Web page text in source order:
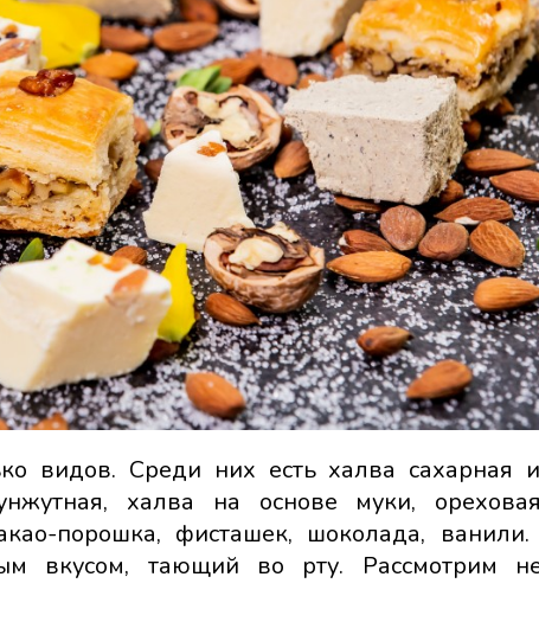
видов. Среди них есть халва сахарная
халва на основе муки,
порошка, фисташек, шоколада,
вкусом, тающий во рту. Рассмотрим